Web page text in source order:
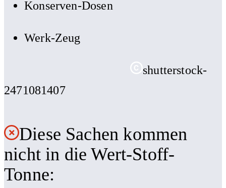
Konserven-Dosen
Werk-Zeug
shutterstock-
2471081407
Diese Sachen kommen
nicht in die Wert-Stoff-
Tonne: